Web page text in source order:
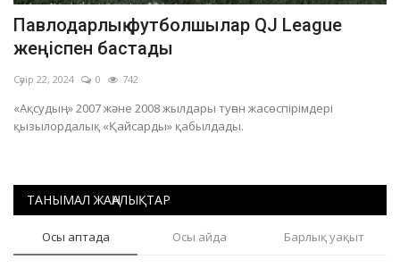
Павлодарлық футболшылар QJ League
жеңіспен бастады
Сәуір 22, 2024 0 742
«Ақсудың» 2007 және 2008 жылдары туған жасөспірімдері
қызылордалық «Қайсарды» қабылдады.
ТАНЫМАЛ ЖАҢАЛЫҚТАР
Осы аптада Осы айда Барлық уақыт